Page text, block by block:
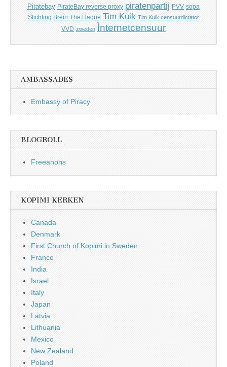
Piratebay PirateBay reverse proxy piratenpartij PVV sopa
Stichting Brein The Hague Tim Kuik Tim Kuik censuurdictator
VVD zweden Ìnternetcensuur
AMBASSADES
Embassy of Piracy
BLOGROLL
Freeanons
KOPIMI KERKEN
Canada
Denmark
First Church of Kopimi in Sweden
France
India
Israel
Italy
Japan
Latvia
Lithuania
Mexico
New Zealand
Poland